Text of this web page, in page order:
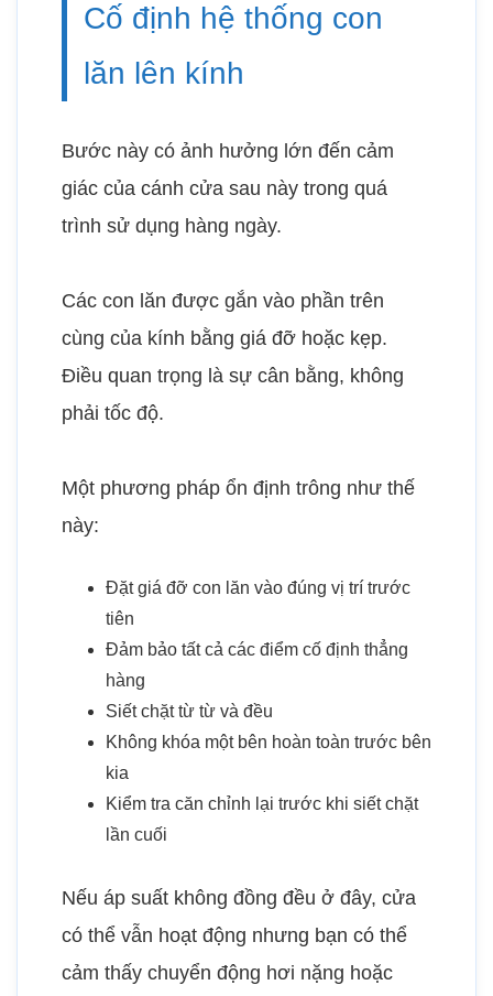
Cố định hệ thống con
lăn lên kính
Bước này có ảnh hưởng lớn đến cảm
giác của cánh cửa sau này trong quá
trình sử dụng hàng ngày.
Các con lăn được gắn vào phần trên
cùng của kính bằng giá đỡ hoặc kẹp.
Điều quan trọng là sự cân bằng, không
phải tốc độ.
Một phương pháp ổn định trông như thế
này:
Đặt giá đỡ con lăn vào đúng vị trí trước
tiên
Đảm bảo tất cả các điểm cố định thẳng
hàng
Siết chặt từ từ và đều
Không khóa một bên hoàn toàn trước bên
kia
Kiểm tra căn chỉnh lại trước khi siết chặt
lần cuối
Nếu áp suất không đồng đều ở đây, cửa
có thể vẫn hoạt động nhưng bạn có thể
cảm thấy chuyển động hơi nặng hoặc